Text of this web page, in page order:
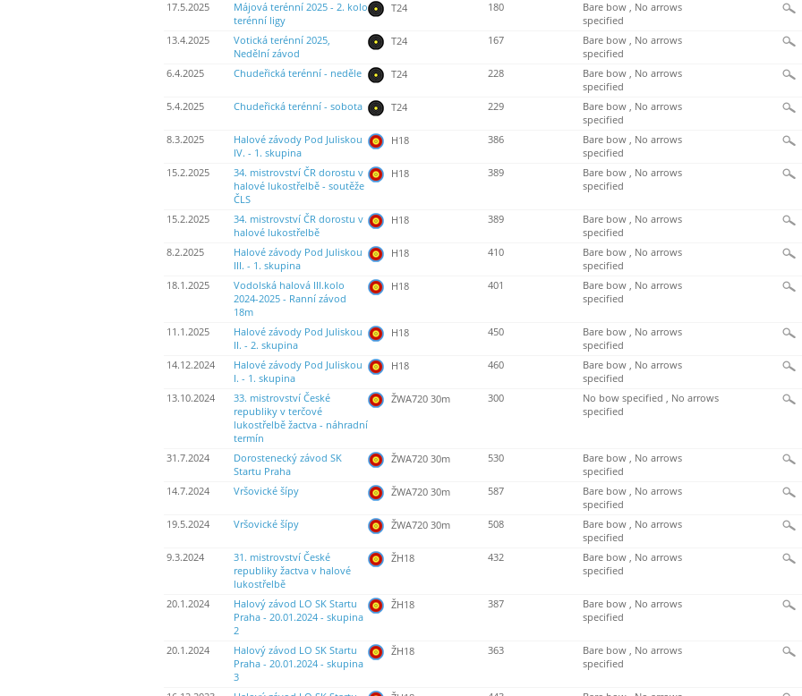
17.5.2025
Májová terénní 2025 - 2. kolo
terénní ligy
T24 180
Bare bow , No arrows
specified
13.4.2025
Votická terénní 2025,
Nedělní závod
T24 167
Bare bow , No arrows
specified
6.4.2025
Chudeřická terénní - neděle T24 228
Bare bow , No arrows
specified
5.4.2025
Chudeřická terénní - sobota T24 229
Bare bow , No arrows
specified
8.3.2025
Halové závody Pod Juliskou
IV. - 1. skupina
H18 386
Bare bow , No arrows
specified
15.2.2025
34. mistrovství ČR dorostu v
halové lukostřelbě - soutěže
ČLS
H18 389
Bare bow , No arrows
specified
15.2.2025
34. mistrovství ČR dorostu v
halové lukostřelbě
H18 389
Bare bow , No arrows
specified
8.2.2025
Halové závody Pod Juliskou
III. - 1. skupina
H18 410
Bare bow , No arrows
specified
18.1.2025
Vodolská halová III.kolo
2024-2025 - Ranní závod
18m
H18 401
Bare bow , No arrows
specified
11.1.2025
Halové závody Pod Juliskou
II. - 2. skupina
H18 450
Bare bow , No arrows
specified
14.12.2024
Halové závody Pod Juliskou
I. - 1. skupina
H18 460
Bare bow , No arrows
specified
13.10.2024
33. mistrovství České
republiky v terčové
lukostřelbě žactva - náhradní
termín
ŽWA720 30m 300
No bow specified , No arrows
specified
31.7.2024
Dorostenecký závod SK
Startu Praha
ŽWA720 30m 530
Bare bow , No arrows
specified
14.7.2024
Vršovické šípy ŽWA720 30m 587
Bare bow , No arrows
specified
19.5.2024
Vršovické šípy ŽWA720 30m 508
Bare bow , No arrows
specified
9.3.2024
31. mistrovství České
republiky žactva v halové
lukostřelbě
ŽH18 432
Bare bow , No arrows
specified
20.1.2024
Halový závod LO SK Startu
Praha - 20.01.2024 - skupina
2
ŽH18 387
Bare bow , No arrows
specified
20.1.2024
Halový závod LO SK Startu
Praha - 20.01.2024 - skupina
3
ŽH18 363
Bare bow , No arrows
specified